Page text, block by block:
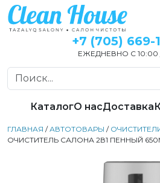
+7 (705) 669-
ЕЖЕДНЕВНО С 10:00
КаталогО насДоставка
ГЛАВНАЯ /АВТОТОВАРЫ /
ОЧИСТИТЕЛЬ САЛОНА 2В1 ПЕННЫЙ